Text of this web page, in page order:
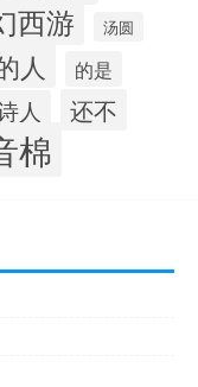
西游 汤圆
人 的是
人 还不
棉